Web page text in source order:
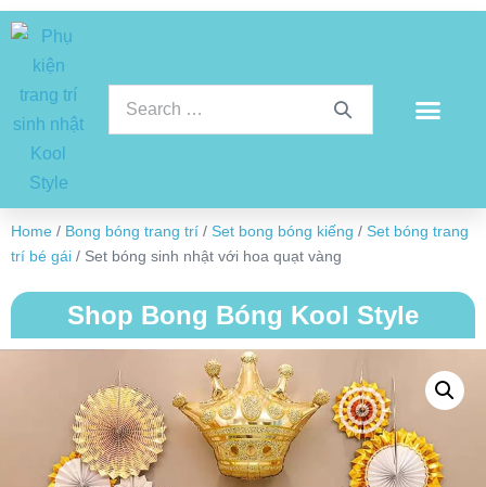
Home / Bong bóng trang trí / Set bong bóng kiếng / Set bóng trang
trí bé gái / Set bóng sinh nhật với hoa quạt vàng
Shop Bong Bóng Kool Style